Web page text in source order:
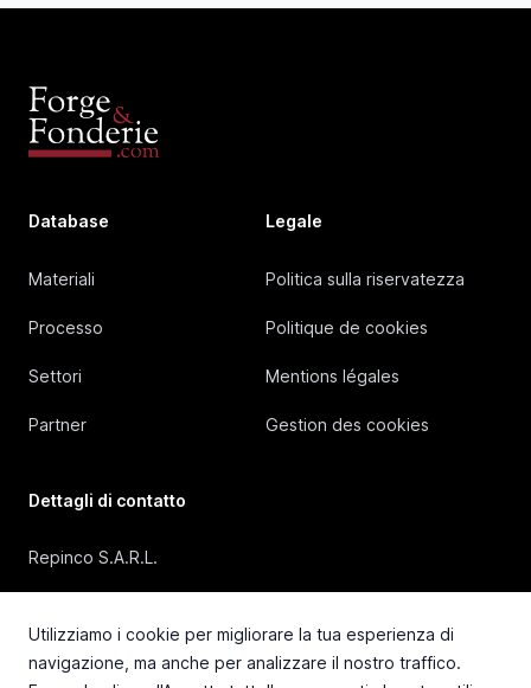
Utilizziamo i cookie per migliorare la tua esperienza di
navigazione, ma anche per analizzare il nostro traffico.
Database
Materiali
Processo
Settori
Partner
Legale
Politica sulla riservatezza
Politique de cookies
Mentions légales
Gestion des cookies
Dettagli di contatto
Repinco S.A.R.L.
+33 4 72 36 87 87